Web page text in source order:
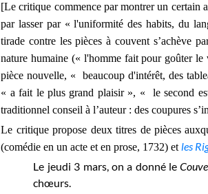
[Le critique commence par montrer un certain
par lasser par « l'uniformité des habits, du
tirade contre les pièces à couvent s’achève
nature humaine (« l'homme fait pour goûter
pièce nouvelle, « beaucoup d'intérêt, des
« a fait le plus grand plaisir », « le second
traditionnel conseil à l’auteur : des coupures
Le critique propose deux titres de pièces
(comédie en un acte et en prose, 1732) etles
Le jeudi 3 mars, on a donné le
chœurs.